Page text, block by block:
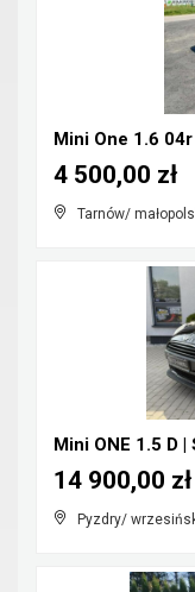
Mini One 1.6 04r
Tarnów/
4 500,00 zł
Pyzdry/
14 900,00 zł